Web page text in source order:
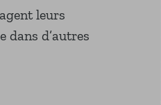
leurs
dans d’autres